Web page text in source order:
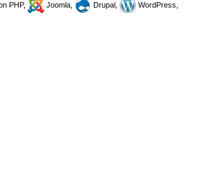
PHP, Joomla, Drupal,
WordPress,